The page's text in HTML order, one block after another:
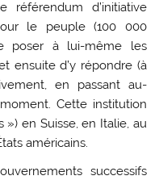
référendum d’initiative
le peuple (100 000
poser à lui-même les
ensuite d’y répondre (à
en passant au-
Cette institution
en Suisse, en Italie, au
américains.
successifs